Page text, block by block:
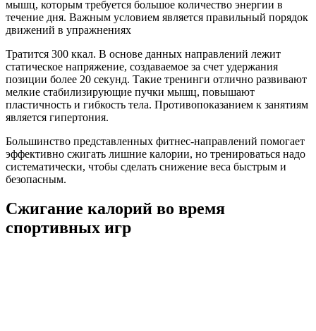
мышц, которым требуется большое количество энергии в
течение дня. Важным условием является правильный порядок
движений в упражнениях
Тратится 300 ккал. В основе данных направлений лежит
статическое напряжение, создаваемое за счет удержания
позиции более 20 секунд. Такие тренинги отлично развивают
мелкие стабилизирующие пучки мышц, повышают
пластичность и гибкость тела. Противопоказанием к занятиям
является гипертония.
Большинство представленных фитнес-направлений помогает
эффективно сжигать лишние калории, но тренироваться надо
систематически, чтобы сделать снижение веса быстрым и
безопасным.
Сжигание калорий во время
спортивных игр